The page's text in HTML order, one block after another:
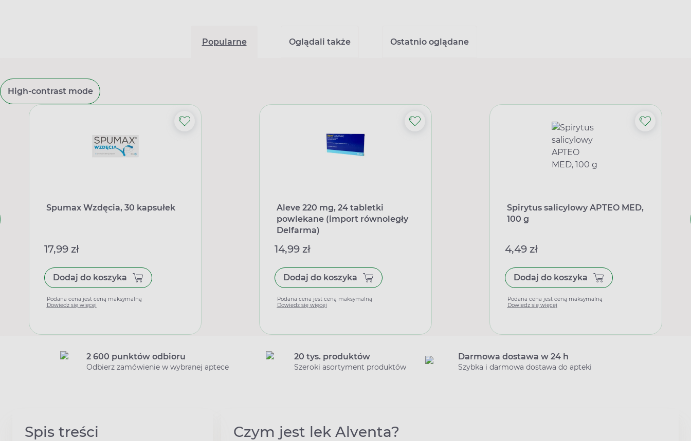
Popularne Oglądali także Ostatnio oglądane
High-contrast mode
Spumax Wzdęcia, 30 kapsułek
17,99 zł
Dodaj do koszyka
Podana cena jest ceną maksymalną
Dowiedz się więcej
Aleve 220 mg, 24 tabletki
powlekane (import równoległy
Delfarma)
14,99 zł
Dodaj do koszyka
Podana cena jest ceną maksymalną
Dowiedz się więcej
Spirytus salicylowy APTEO MED,
100 g
4,49 zł
Dodaj do koszyka
Podana cena jest ceną maksymalną
Dowiedz się więcej
2 600 punktów odbioru
Odbierz zamówienie w wybranej aptece
20 tys. produktów
Szeroki asortyment produktów
Darmowa dostawa w 24 h
Szybka i darmowa dostawa do apteki
Spis treści Czym jest lek Alventa?